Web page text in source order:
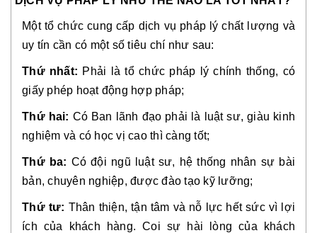
Một tổ chức cung cấp dịch vụ pháp lý chất lượng và
uy tín cần có một số tiêu chí như sau:
Thứ nhất: Phải là tổ chức pháp lý chính thống, có
giấy phép hoạt động hợp pháp;
Thứ hai: Có Ban lãnh đạo phải là luật sư, giàu kinh
nghiệm và có học vị cao thì càng tốt;
Thứ ba: Có đội ngũ luật sư, hệ thống nhân sự bài
bản, chuyên nghiệp, được đào tạo kỹ lưỡng;
Thứ tư: Thân thiện, tận tâm và nỗ lực hết sức vì lợi
ích của khách hàng. Coi sự hài lòng của khách